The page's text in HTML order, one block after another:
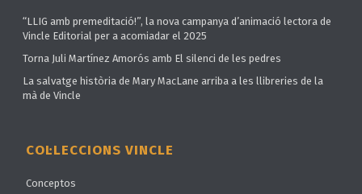
“LLIG amb premeditació!”, la nova campanya d’animació lectora de
Vincle Editorial per a acomiadar el 2025
Torna Juli Martínez Amorós amb El silenci de les pedres
La salvatge història de Mary MacLane arriba a les llibreries de la
mà de Vincle
COL·LECCIONS VINCLE
Conceptos